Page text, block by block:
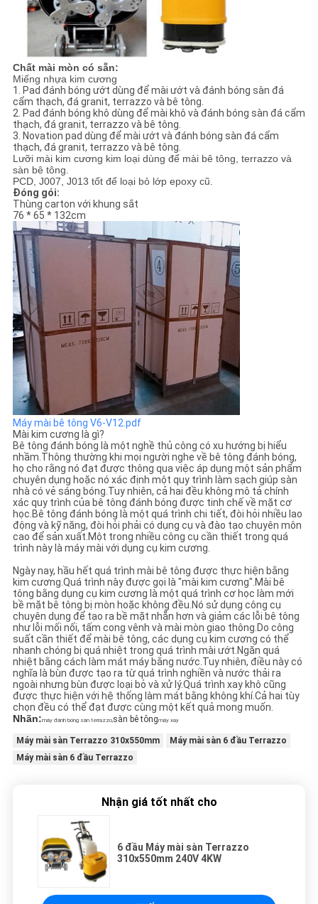
Chất mài mòn có sẵn:
Miếng nhựa kim cương
1. Pad đánh bóng ướt dùng để mài ướt và đánh bóng sàn đá
cẩm thạch, đá granit, terrazzo và bê tông.
2. Pad đánh bóng khô dùng để mài khô và đánh bóng sàn đá cẩm
thạch, đá granit, terrazzo và bê tông.
3. Novation pad dùng để mài ướt và đánh bóng sàn đá cẩm
thạch, đá granit, terrazzo và bê tông.
Lưỡi mài kim cương kim loại dùng để mài bê tông, terrazzo và
sàn bê tông.
PCD, J007, J013 tốt để loại bỏ lớp epoxy cũ.
Đóng gói:
Thùng carton với khung sắt
76 * 65 * 132cm
Máy mài bê tông V6-V12.pdf
Mài kim cương là gì?
Bê tông đánh bóng là một nghề thủ công có xu hướng bị hiểu
nhầm.Thông thường khi mọi người nghe về bê tông đánh bóng,
họ cho rằng nó đạt được thông qua việc áp dụng một sản phẩm
chuyên dụng hoặc nó xác định một quy trình làm sạch giúp sàn
nhà có vẻ sáng bóng.Tuy nhiên, cả hai đều không mô tả chính
xác quy trình của bê tông đánh bóng được tinh chế về mặt cơ
học.Bê tông đánh bóng là một quá trình chi tiết, đòi hỏi nhiều lao
động và kỹ năng, đòi hỏi phải có dụng cụ và đào tạo chuyên môn
cao để sản xuất.Một trong nhiều công cụ cần thiết trong quá
trình này là máy mài với dụng cụ kim cương.
Ngày nay, hầu hết quá trình mài bê tông được thực hiện bằng
kim cương.Quá trình này được gọi là "mài kim cương".Mài bê
tông bằng dụng cụ kim cương là một quá trình cơ học làm mới
bề mặt bê tông bị mòn hoặc không đều.Nó sử dụng công cụ
chuyên dụng để tạo ra bề mặt nhẵn hơn và giảm các lỗi bê tông
như lỗi mối nối, tấm cong vênh và mài mòn giao thông.Do công
suất cần thiết để mài bê tông, các dụng cụ kim cương có thể
nhanh chóng bị quá nhiệt trong quá trình mài ướt.Ngăn quá
nhiệt bằng cách làm mát máy bằng nước.Tuy nhiên, điều này có
nghĩa là bùn được tạo ra từ quá trình nghiền và nước thải ra
ngoài nhưng bùn được loại bỏ và xử lý.Quá trình xay khô cũng
được thực hiện với hệ thống làm mát bằng không khí.Cả hai tùy
chọn đều có thể đạt được cùng một kết quả mong muốn.
Nhãn:máy đánh bóng sàn terrazzo,sàn bê tôngmáy xay
Máy mài sàn Terrazzo 310x550mm
Máy mài sàn 6 đầu Terrazzo
Máy mài sàn 6 đầu Terrazzo
Nhận giá tốt nhất cho
6 đầu Máy mài sàn Terrazzo
310x550mm 240V 4KW